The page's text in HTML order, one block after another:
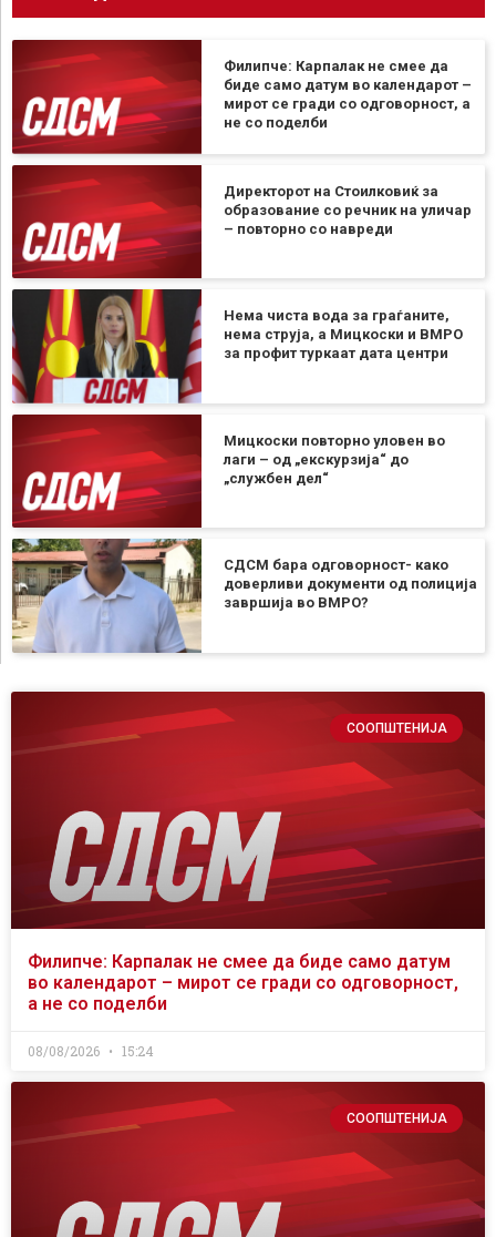
Филипче: Карпалак не смее да
биде само датум во календарот –
мирот се гради со одговорност, а
не со поделби
Директорот на Стоилковиќ за
образование со речник на уличар
– повторно со навреди
Нема чиста вода за граѓаните,
нема струја, а Мицкоски и ВМРО
за профит туркаат дата центри
Мицкоски повторно уловен во
лаги – од „екскурзија“ до
„службен дел“
СДСМ бара одговорност- како
доверливи документи од полиција
завршија во ВМРО?
СООПШТЕНИЈА
Филипче: Карпалак не смее да биде само датум
во календарот – мирот се гради со одговорност,
а не со поделби
08/08/2026 15:24
СООПШТЕНИЈА